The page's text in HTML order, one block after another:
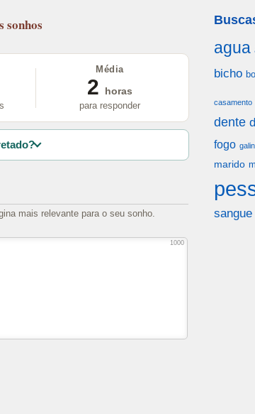
sonhos
Média
2
horas
para responder
mais relevante para o seu sonho.
1000
agua
bicho
casamento
dente
fogo
marido
sangue